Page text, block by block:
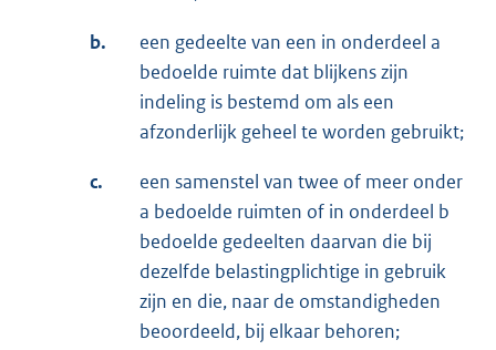
b.
een gedeelte van een in onderdeel a
bedoelde ruimte dat blijkens zijn
indeling is bestemd om als een
afzonderlijk geheel te worden gebruikt;
c.
een samenstel van twee of meer onder
a bedoelde ruimten of in onderdeel b
bedoelde gedeelten daarvan die bij
dezelfde belastingplichtige in gebruik
zijn en die, naar de omstandigheden
beoordeeld, bij elkaar behoren;